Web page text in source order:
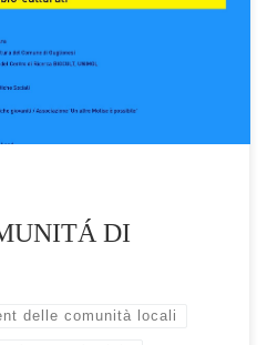
imprenditoriale sostenibile, alla
[…]
DI
delle comunità locali